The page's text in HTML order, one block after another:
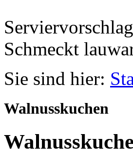
Schmeckt
Sie sind hier:
Walnusskuchen